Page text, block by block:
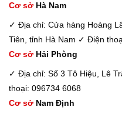
Cơ sở Hà Nam
✓ Địa chỉ: Cửa hàng Hoàng
Tiên, tỉnh Hà Nam ✓ Điện
Cơ sở Hải Phòng
✓ Địa chỉ: Số 3 Tô Hiệu, Lê
thoại: 096734 6068
Cơ sở Nam Định